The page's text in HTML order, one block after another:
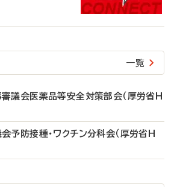
一覧
議会医薬品等安全対策部会（厚労省H
予防接種・ワクチン分科会（厚労省H